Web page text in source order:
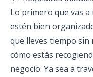
Lo primero que vas
estén bien
que lleves tiempo sin
cómo estás
negocio. Ya sea a